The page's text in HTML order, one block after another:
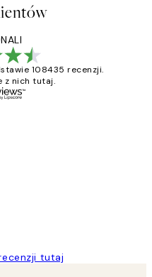
108435 recenzji.
z nich tutaj.
tutaj